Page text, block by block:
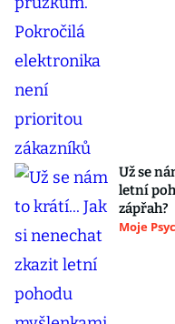
Už se
letní
zápřah?
Moje